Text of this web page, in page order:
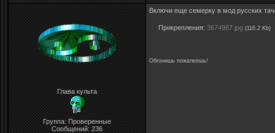
Глава культа
Группа: Проверенные
Сообщений:236
Включи еще семерку в мод русских
Прикрепления: 3674987.jpg (116.2 Kb)
Обгонишь пожалеешь!